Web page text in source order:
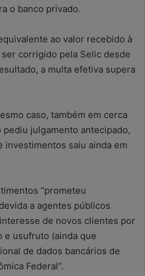
o banco privado.
ao valor recebido à
corrigido pela Selic desde
a multa efetiva supera
caso, também em cerca
pediu julgamento antecipado,
investimentos saiu ainda em
“prometeu
a agentes públicos
de novos clientes por
e usufruto (ainda que
de dados bancários de
Federal”.